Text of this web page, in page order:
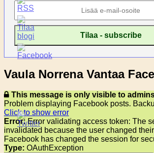
Vaula Norrena Vantaa
This message is only visible to
Problem displaying Facebook posts.
Click to show error
Error:Error validating access token: The
invalidated because the user changed
Facebook has changed the session for
Type: OAuthException